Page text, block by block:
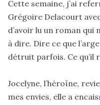
Cette semaine, j’ai
Grégoire Delacourt
d’avoir lu un roman qui
à dire. Dire ce que
détruit parfois. Ce qu’il
Jocelyne, l’héroïne,
mes envies, elle a